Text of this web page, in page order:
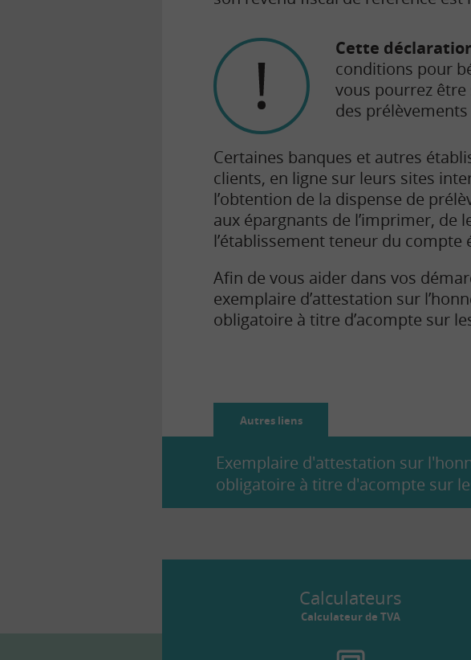
Cette
conditions pour
vous pourrez être
des
Certaines banques et autres
clients, en ligne sur leurs sites
l’obtention de la dispense de
aux épargnants de l’imprimer, de
l’établissement teneur du compte
Afin de vous aider dans vos
exemplaire d’attestation sur
obligatoire à titre d’acompte sur
Autres liens
Exemplaire d'attestation sur
obligatoire à titre d'acompte sur
Calculateurs
Calculateur de TVA